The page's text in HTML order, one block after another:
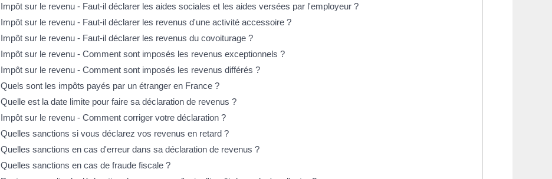
Impôt sur le revenu - Faut-il déclarer les aides sociales et les aides versées par l'employeur ?
Impôt sur le revenu - Faut-il déclarer les revenus d'une activité accessoire ?
Impôt sur le revenu - Faut-il déclarer les revenus du covoiturage ?
Impôt sur le revenu - Comment sont imposés les revenus exceptionnels ?
Impôt sur le revenu - Comment sont imposés les revenus différés ?
Quels sont les impôts payés par un étranger en France ?
Quelle est la date limite pour faire sa déclaration de revenus ?
Impôt sur le revenu - Comment corriger votre déclaration ?
Quelles sanctions si vous déclarez vos revenus en retard ?
Quelles sanctions en cas d'erreur dans sa déclaration de revenus ?
Quelles sanctions en cas de fraude fiscale ?